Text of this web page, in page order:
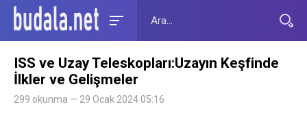
ISS ve Uzay Teleskopları:Uzayın Keşfinde
İlkler ve Gelişmeler
299 okunma — 29 Ocak 2024 05:16